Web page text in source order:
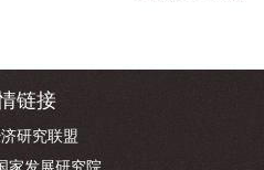
链接
研究联盟